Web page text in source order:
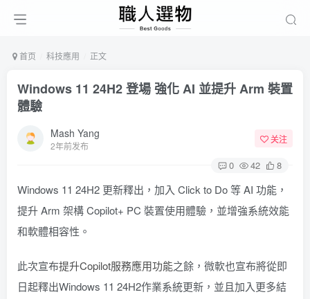
首页 科技應用 正文
Windows 11 24H2 登場 強化 AI 並提升 Arm 裝置
體驗
Mash Yang
2年前发布
关注
0 42 8
Windows 11 24H2 更新釋出，加入 Click to Do 等 AI 功能，
提升 Arm 架構 Copilot+ PC 裝置使用體驗，並增強系統效能
和軟體相容性。
此次宣布提升Copilot服務應用功能之餘，微軟也宣布將從即
日起釋出Windows 11 24H2作業系統更新，並且加入更多結